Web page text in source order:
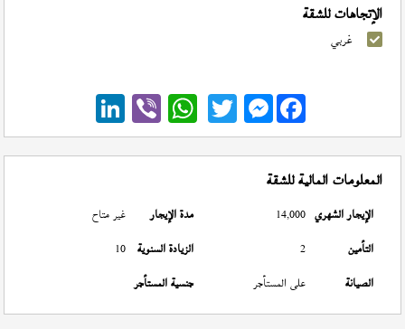
الإتجاهات للشقة
غربي
Messenger
المعلومات المالية للشقة
الإيجار الشهري 14,000 مدة الإيجار
غير متاح
التأمين
2 الزيادة السنوية 10
الصيانة
على المستأجر جنسية المستأجر